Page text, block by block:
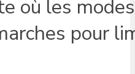
où les
pour